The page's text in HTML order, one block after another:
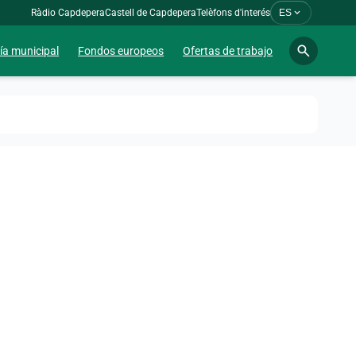
Ràdio CapdeperaCastell de CapdeperaTelèfons d'interés ES expand_more
municipal Fondos europeos Ofertas de trabajo search